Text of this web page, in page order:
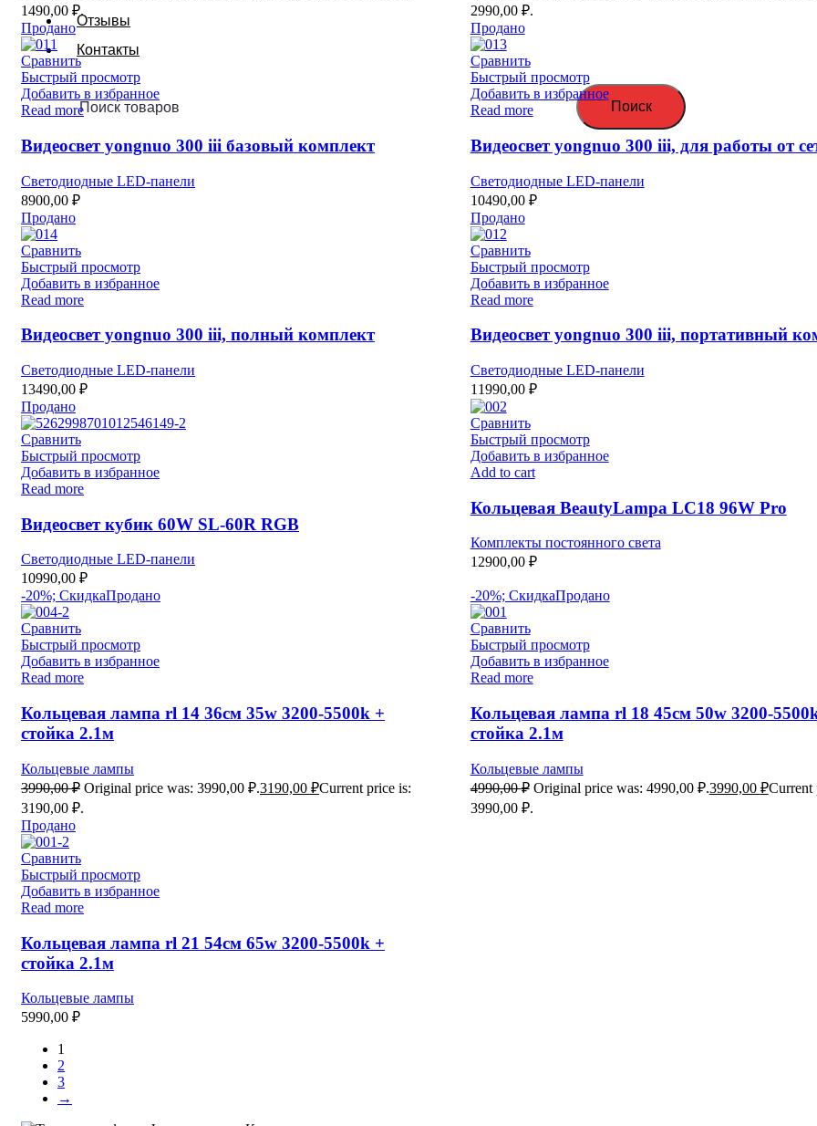
Отзывы
Контакты
Поиск
1490,00 ₽.
2990,00 ₽.
Продано
Сравнить
Быстрый просмотр
Добавить в избранное
Read more
Видеосвет yongnuo 300 iii базовый комплект
Светодиодные LED-панели
8900,00 ₽
Продано
Сравнить
Быстрый просмотр
Добавить в избранное
Read more
Видеосвет yongnuo 300 iii, для работы от
Светодиодные LED-панели
10490,00 ₽
Продано
Сравнить
Быстрый просмотр
Добавить в избранное
Read more
Видеосвет yongnuo 300 iii, полный комплект
Светодиодные LED-панели
13490,00 ₽
Продано
Сравнить
Быстрый просмотр
Добавить в избранное
Read more
Видеосвет yongnuo 300 iii, портативный
Светодиодные LED-панели
11990,00 ₽
Продано
Сравнить
Быстрый просмотр
Добавить в избранное
Read more
Видеосвет кубик 60W SL-60R RGB
Светодиодные LED-панели
10990,00 ₽
Сравнить
Быстрый просмотр
Добавить в избранное
Add to cart
Кольцевая BeautyLampa LC18 96W Pro
Комплекты постоянного света
12900,00 ₽
-20%; СкидкаПродано
Сравнить
Быстрый просмотр
Добавить в избранное
Read more
Кольцевая лампа rl 14 36см 35w 3200-5500k +
стойка 2.1м
Кольцевые лампы
3990,00₽ Original price was: 3990,00 ₽.3190,00 ₽Current price is:
3190,00 ₽.
-20%; СкидкаПродано
Сравнить
Быстрый просмотр
Добавить в избранное
Read more
Кольцевая лампа rl 18 45см 50w 3200-
стойка 2.1м
Кольцевые лампы
4990,00₽ Original price was: 4990,00 ₽.3990,00 ₽Current
3990,00 ₽.
Продано
Сравнить
Быстрый просмотр
Добавить в избранное
Read more
Кольцевая лампа rl 21 54см 65w 3200-5500k +
стойка 2.1м
Кольцевые лампы
5990,00 ₽
1
2
3
→